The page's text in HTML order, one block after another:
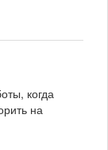
когда
на